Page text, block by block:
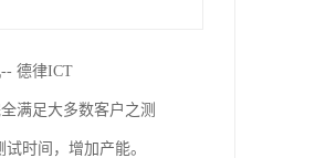
德律ICT
满足大多数客户之测
时间，增加产能。